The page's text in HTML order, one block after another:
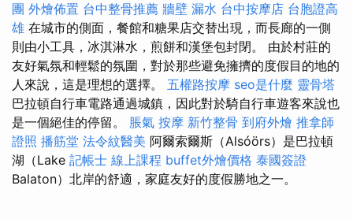
團 外燴佈置 台中整骨推薦 牆壁 漏水 台中按摩店 台胞證高
雄 在城市的側面，餐館和糖果店交替出現，而長廊的一側
則由小工具，冰淇淋水，煎餅和漢堡包封閉。 由於村莊的
友好氣氛和輕鬆的氛圍，對於那些避免擁擠的度假目的地的
人來說，這是理想的選擇。 五權路按摩 seo是什麼 靈骨塔
巴拉頓自行車電路通過城鎮，因此對於騎自行車遊客來說也
是一個絕佳的停留。 脹氣 按摩 新竹整骨 到府外燴 推拿師
證照 播筋堂 法令紋醫美 阿爾索爾斯（Alsóörs）是巴拉頓
湖（Lake 記帳士 線上課程 buffet外燴價格 泰國簽證
Balaton）北岸的舒適，家庭友好的度假勝地之一。